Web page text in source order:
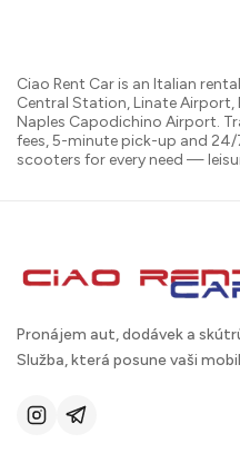
Ciao Rent Car is an Italian
Central Station, Linate
Naples Capodichino Airport.
fees, 5-minute pick-up and
scooters for every need —
Pronájem aut, dodávek a
Služba, která posune vaši